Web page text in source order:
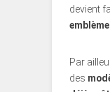
devient
emblème
Par
des